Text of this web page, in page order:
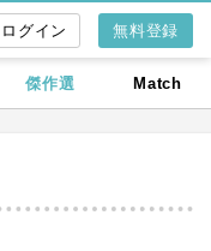
無料登録
傑作選 Match